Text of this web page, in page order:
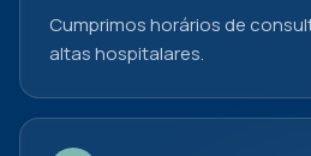
Cumprimos horários de
altas hospitalares.